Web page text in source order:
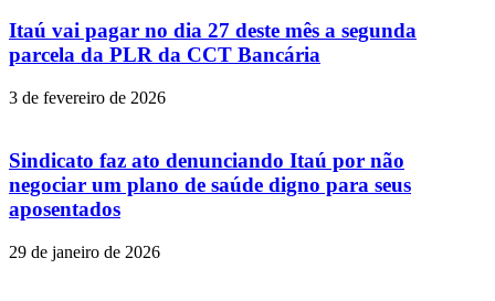
Itaú vai pagar no dia 27 deste mês a segunda
parcela da PLR da CCT Bancária
3 de fevereiro de 2026
Sindicato faz ato denunciando Itaú por não
negociar um plano de saúde digno para seus
aposentados
29 de janeiro de 2026